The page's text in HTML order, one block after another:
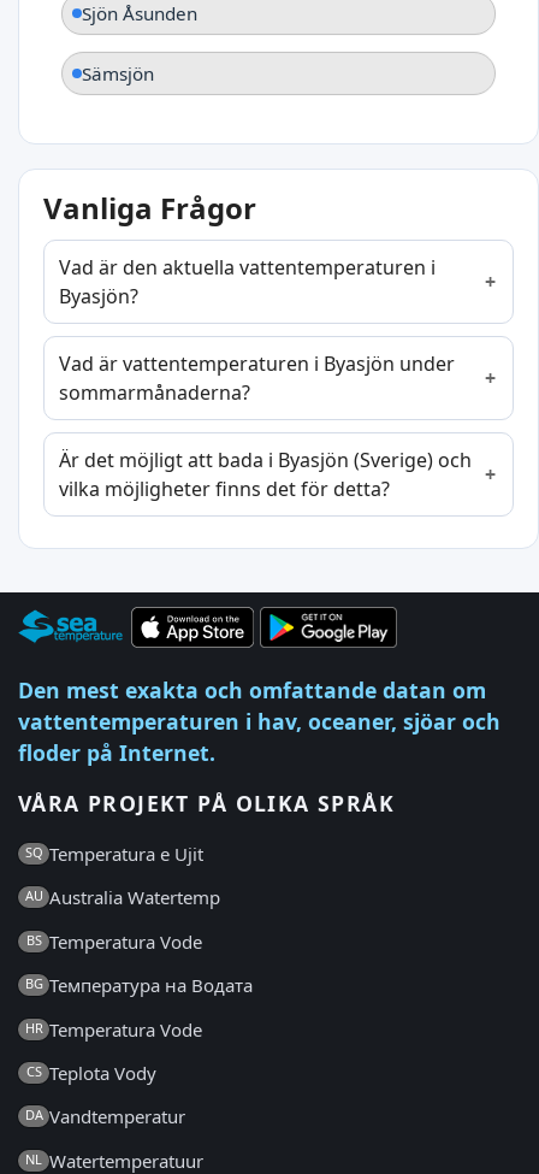
Sjön Åsunden
Sämsjön
Vanliga Frågor
Vad är den aktuella vattentemperaturen i
Byasjön?
Vad är vattentemperaturen i Byasjön under
sommarmånaderna?
Är det möjligt att bada i Byasjön (Sverige) och
vilka möjligheter finns det för detta?
Den mest exakta och omfattande datan om
vattentemperaturen i hav, oceaner, sjöar och
floder på Internet.
VÅRA PROJEKT PÅ OLIKA SPRÅK
SQ Temperatura e Ujit
AU Australia Watertemp
BS Temperatura Vode
BG Температура на Водата
HR Temperatura Vode
CS Teplota Vody
DA Vandtemperatur
NL Watertemperatuur